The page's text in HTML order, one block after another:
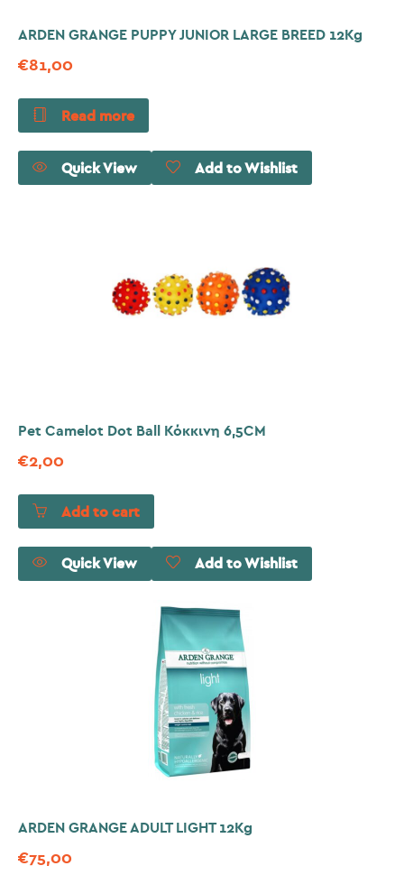
ARDEN GRANGE PUPPY JUNIOR LARGE BREED 12Kg
€81,00
Read more
Quick View Add to Wishlist
Pet Camelot Dot Ball Κόκκινη 6,5CM
€2,00
Add to cart
Quick View Add to Wishlist
ARDEN GRANGE ADULT LIGHT 12Kg
€75,00